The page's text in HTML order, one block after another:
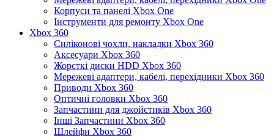
Корпуси та панелі Xbox One
Інструменти для ремонту Xbox One
Xbox 360
Силіконові чохли, накладки Xbox 360
Аксесуари Xbox 360
Жорсткі диски HDD Xbox 360
Мережеві адаптери, кабелі, перехідники Xbox 360
Приводи Xbox 360
Оптичні головки Xbox 360
Запчастини для джойстиків Xbox 360
Інші Запчастини Xbox 360
Шлейфи Xbox 360